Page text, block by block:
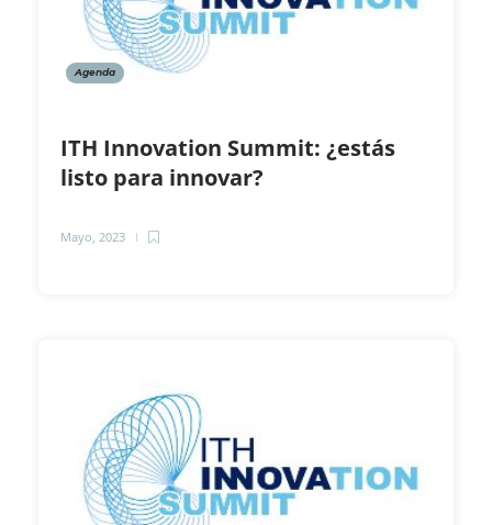
Agenda
ITH Innovation Summit: ¿estás
listo para innovar?
Mayo, 2023